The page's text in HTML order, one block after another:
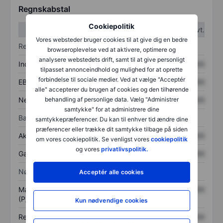
Cookiepolitik
Vores websteder bruger cookies til at give dig en bedre
browseroplevelse ved at aktivere, optimere og
analysere webstedets drift, samt til at give personligt
tilpasset annonceindhold og mulighed for at oprette
forbindelse til sociale medier. Ved at vælge "Acceptér
alle" accepterer du brugen af cookies og den tilhørende
behandling af personlige data. Vælg "Administrer
samtykke" for at administrere dine
samtykkepræferencer. Du kan til enhver tid ændre dine
præferencer eller trække dit samtykke tilbage på siden
om vores cookiepolitik. Se venligst vores cookiepolitik
og vores privatlivspolitik.
Acceptér alle cookies
Kun nødvendige cookies
Regnskabstal
1. kvt.
2. kvt.
Resultatopgørelse
Indtægter XXXXXXX XXXXXXX
EBITDA XXXXXXX XXXXXXX
Nettoresultat XXXXXXX XXXXXXX
Balance
Aktiver i alt XXXXXXX XXXXXXX
Gæld XXXXXXX
Nøgletal
Markedsværdi/omsætning
(P/S)
XXXXXXX XXXXXXX
Resultat pr. aktie (EPS) XXXXXXX XXXXXXX